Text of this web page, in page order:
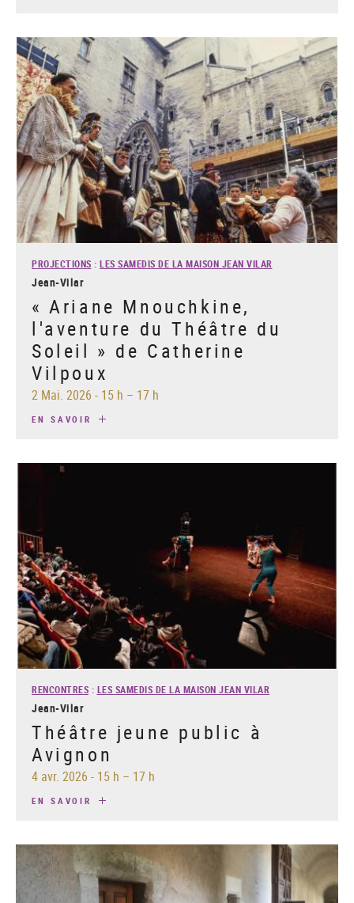
PROJECTIONS : LES SAMEDIS DE LA MAISON JEAN VILAR
Jean-Vilar
« Ariane Mnouchkine,
l'aventure du Théâtre du
Soleil » de Catherine
Vilpoux
2 Mai. 2026 - 15 h – 17 h
EN SAVOIR
RENCONTRES : LES SAMEDIS DE LA MAISON JEAN VILAR
Jean-Vilar
Théâtre jeune public à
Avignon
4 avr. 2026 - 15 h – 17 h
EN SAVOIR